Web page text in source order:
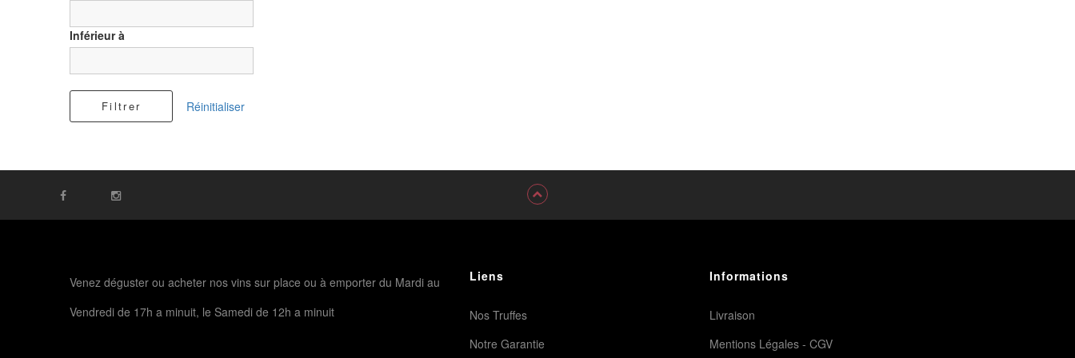
Inférieur à
Filtrer Réinitialiser
Venez déguster ou acheter nos vins sur place ou à emporter du Mardi au
Vendredi de 17h a minuit, le Samedi de 12h a minuit
Liens
Nos Truffes
Notre Garantie
Informations
Livraison
Mentions Légales - CGV